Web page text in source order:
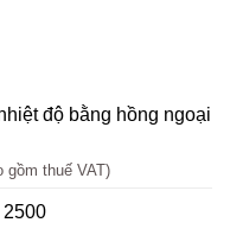
độ bằng hồng ngoại
gồm thuế VAT)
2500